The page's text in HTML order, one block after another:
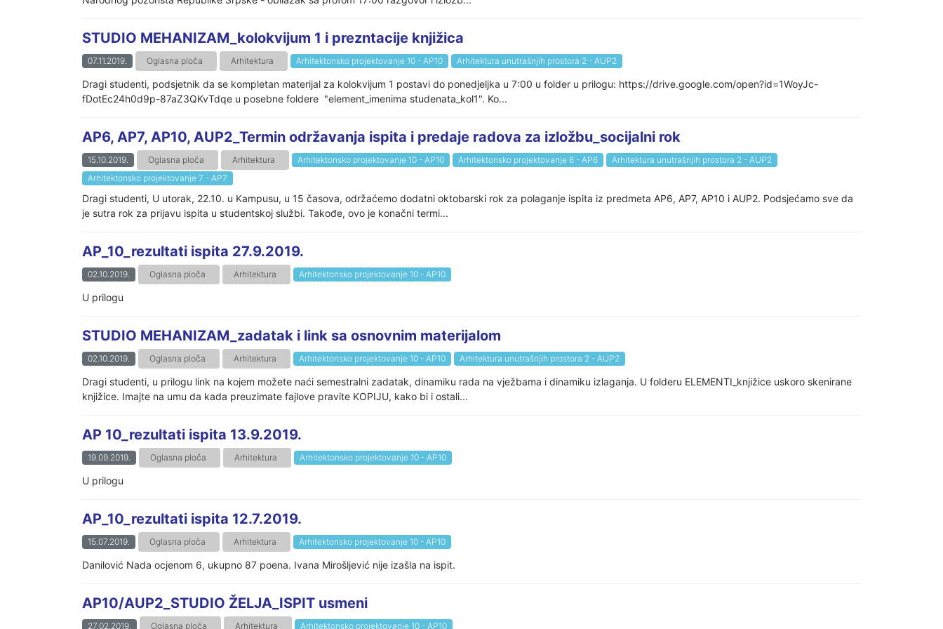
STUDIO MEHANIZAM_kolokvijum 1 i prezntacije knjižica
07.11.2019. Oglasna ploča Arhitektura Arhitektonsko projektovanje 10 - AP10 Arhitektura unutrašnjih prostora 2 - AUP2
Dragi studenti, podsjetnik da se kompletan materijal za kolokvijum 1 postavi do ponedjeljka u 7:00 u folder u prilogu: https://drive.google.com/open?id=1WoyJc-
fDotEc24h0d9p-87aZ3QKvTdqe u posebne foldere "element_imenima studenata_kol1". Ko...
AP6, AP7, AP10, AUP2_Termin održavanja ispita i predaje radova za izložbu_socijalni rok
15.10.2019. Oglasna ploča Arhitektura Arhitektonsko projektovanje 10 - AP10 Arhitektonsko projektovanje 6 - AP6
Arhitektura unutrašnjih prostora 2 - AUP2
Arhitektonsko projektovanje 7 - AP7
Dragi studenti, U utorak, 22.10. u Kampusu, u 15 časova, održaćemo dodatni oktobarski rok za polaganje ispita iz predmeta AP6, AP7, AP10 i AUP2. Podsjećamo sve da
je sutra rok za prijavu ispita u studentskoj službi. Takođe, ovo je konačni termi...
AP_10_rezultati ispita 27.9.2019.
02.10.2019. Oglasna ploča Arhitektura Arhitektonsko projektovanje 10 - AP10
U prilogu
STUDIO MEHANIZAM_zadatak i link sa osnovnim materijalom
02.10.2019. Oglasna ploča Arhitektura Arhitektonsko projektovanje 10 - AP10 Arhitektura unutrašnjih prostora 2 - AUP2
Dragi studenti, u prilogu link na kojem možete naći semestralni zadatak, dinamiku rada na vježbama i dinamiku izlaganja. U folderu ELEMENTI_knjižice uskoro skenirane
knjižice. Imajte na umu da kada preuzimate fajlove pravite KOPIJU, kako bi i ostali...
AP 10_rezultati ispita 13.9.2019.
19.09.2019. Oglasna ploča Arhitektura Arhitektonsko projektovanje 10 - AP10
U prilogu
AP_10_rezultati ispita 12.7.2019.
15.07.2019. Oglasna ploča Arhitektura Arhitektonsko projektovanje 10 - AP10
Danilović Nada ocjenom 6, ukupno 87 poena. Ivana Mirošljević nije izašla na ispit.
AP10/AUP2_STUDIO ŽELJA_ISPIT usmeni
27.02.2019. Oglasna ploča Arhitektura Arhitektonsko projektovanje 10 - AP10